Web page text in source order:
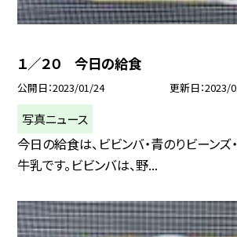
１／２０ 今日の給食
公開日 2023/01/24 更新日 2023/
写真ニュース
今日の給食は、ビビンバ・青のりビーンズ
牛乳です。ビビンバは、野...